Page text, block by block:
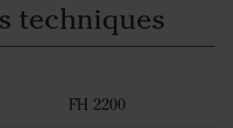
techniques
FH 2200